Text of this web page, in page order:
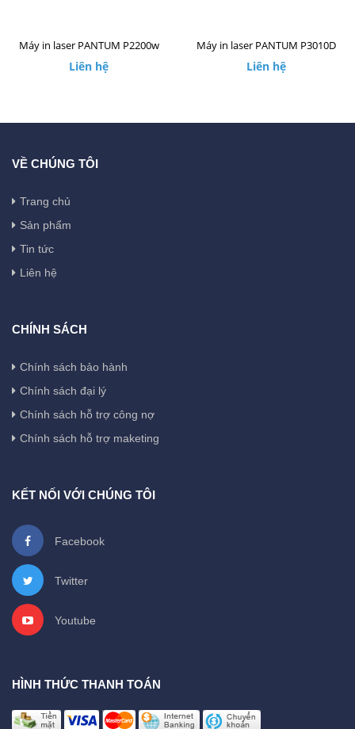
Máy in laser PANTUM P2200w
Liên hệ
Máy in laser PANTUM P3010D
Liên hệ
VỀ CHÚNG TÔI
Trang chủ
Sản phẩm
Tin tức
Liên hệ
CHÍNH SÁCH
Chính sách bảo hành
Chính sách đại lý
Chính sách hỗ trợ công nợ
Chính sách hỗ trợ maketing
KẾT NỐI VỚI CHÚNG TÔI
Facebook
Twitter
Youtube
HÌNH THỨC THANH TOÁN